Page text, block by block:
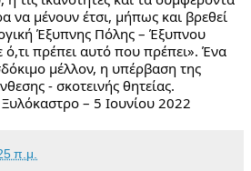
να μένουν έτσι, μήπως και βρεθεί
Έξυπνης Πόλης – Έξυπνου
πρέπει αυτό που πρέπει». Ένα
μέλλον, η υπέρβαση της
- σκοτεινής θητείας.
– 5 Ιουνίου 2022
π.μ.